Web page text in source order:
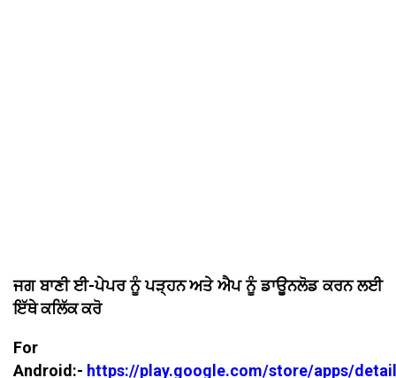
ਜਗ ਬਾਣੀ ਈ-ਪੇਪਰ ਨੂੰ ਪੜ੍ਹਨ ਅਤੇ ਐਪ ਨੂੰ ਡਾਊਨਲੋਡ ਕਰਨ ਲਈ
ਇੱਥੇ ਕਲਿੱਕ ਕਰੋ
For
Android:- https://play.google.com/store/apps/